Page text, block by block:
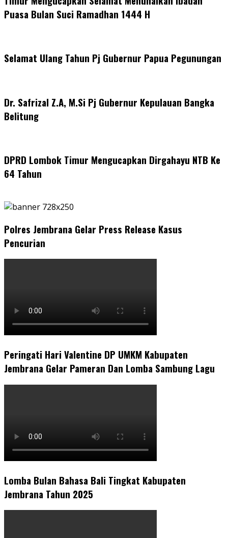
Puasa Bulan Suci Ramadhan 1444 H
Selamat Ulang Tahun Pj Gubernur Papua Pegunungan
Dr. Safrizal Z.A, M.Si Pj Gubernur Kepulauan Bangka
Belitung
DPRD Lombok Timur Mengucapkan Dirgahayu NTB Ke
64 Tahun
Polres Jembrana Gelar Press Release Kasus
Pencurian
Peringati Hari Valentine DP UMKM Kabupaten
Jembrana Gelar Pameran Dan Lomba Sambung Lagu
Lomba Bulan Bahasa Bali Tingkat Kabupaten
Jembrana Tahun 2025